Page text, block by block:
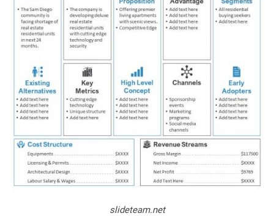
slideteam.net